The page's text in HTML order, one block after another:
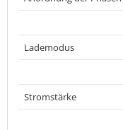
Lademodus
Stromstärke